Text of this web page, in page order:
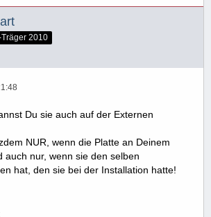
Träger 2010
Du sie auch auf der Externen
NUR, wenn die Platte an Deinem
auch nur, wenn sie den selben
hat, den sie bei der Installation hatte!